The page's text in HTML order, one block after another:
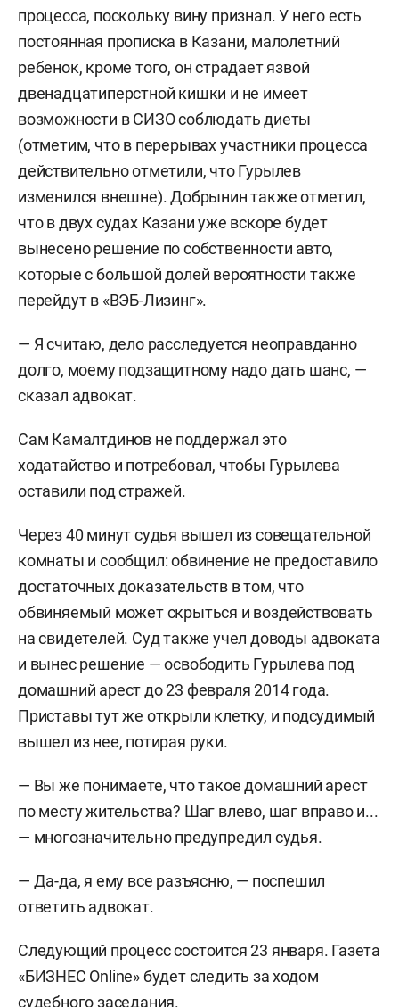
процесса, поскольку вину признал. У него есть
постоянная прописка в Казани, малолетний
ребенок, кроме того, он страдает язвой
двенадцатиперстной кишки и не имеет
возможности в СИЗО соблюдать диеты
(отметим, что в перерывах участники процесса
действительно отметили, что Гурылев
изменился внешне). Добрынин также отметил,
что в двух судах Казани уже вскоре будет
вынесено решение по собственности авто,
которые с большой долей вероятности также
перейдут в «ВЭБ-Лизинг».
— Я считаю, дело расследуется неоправданно
долго, моему подзащитному надо дать шанс, —
сказал адвокат.
Сам Камалтдинов не поддержал это
ходатайство и потребовал, чтобы Гурылева
оставили под стражей.
Через 40 минут судья вышел из совещательной
комнаты и сообщил: обвинение не предоставило
достаточных доказательств в том, что
обвиняемый может скрыться и воздействовать
на свидетелей. Суд также учел доводы адвоката
и вынес решение — освободить Гурылева под
домашний арест до 23 февраля 2014 года.
Приставы тут же открыли клетку, и подсудимый
вышел из нее, потирая руки.
— Вы же понимаете, что такое домашний арест
по месту жительства? Шаг влево, шаг вправо и...
— многозначительно предупредил судья.
— Да-да, я ему все разъясню, — поспешил
ответить адвокат.
Следующий процесс состоится 23 января. Газета
«БИЗНЕС Online» будет следить за ходом
судебного заседания.